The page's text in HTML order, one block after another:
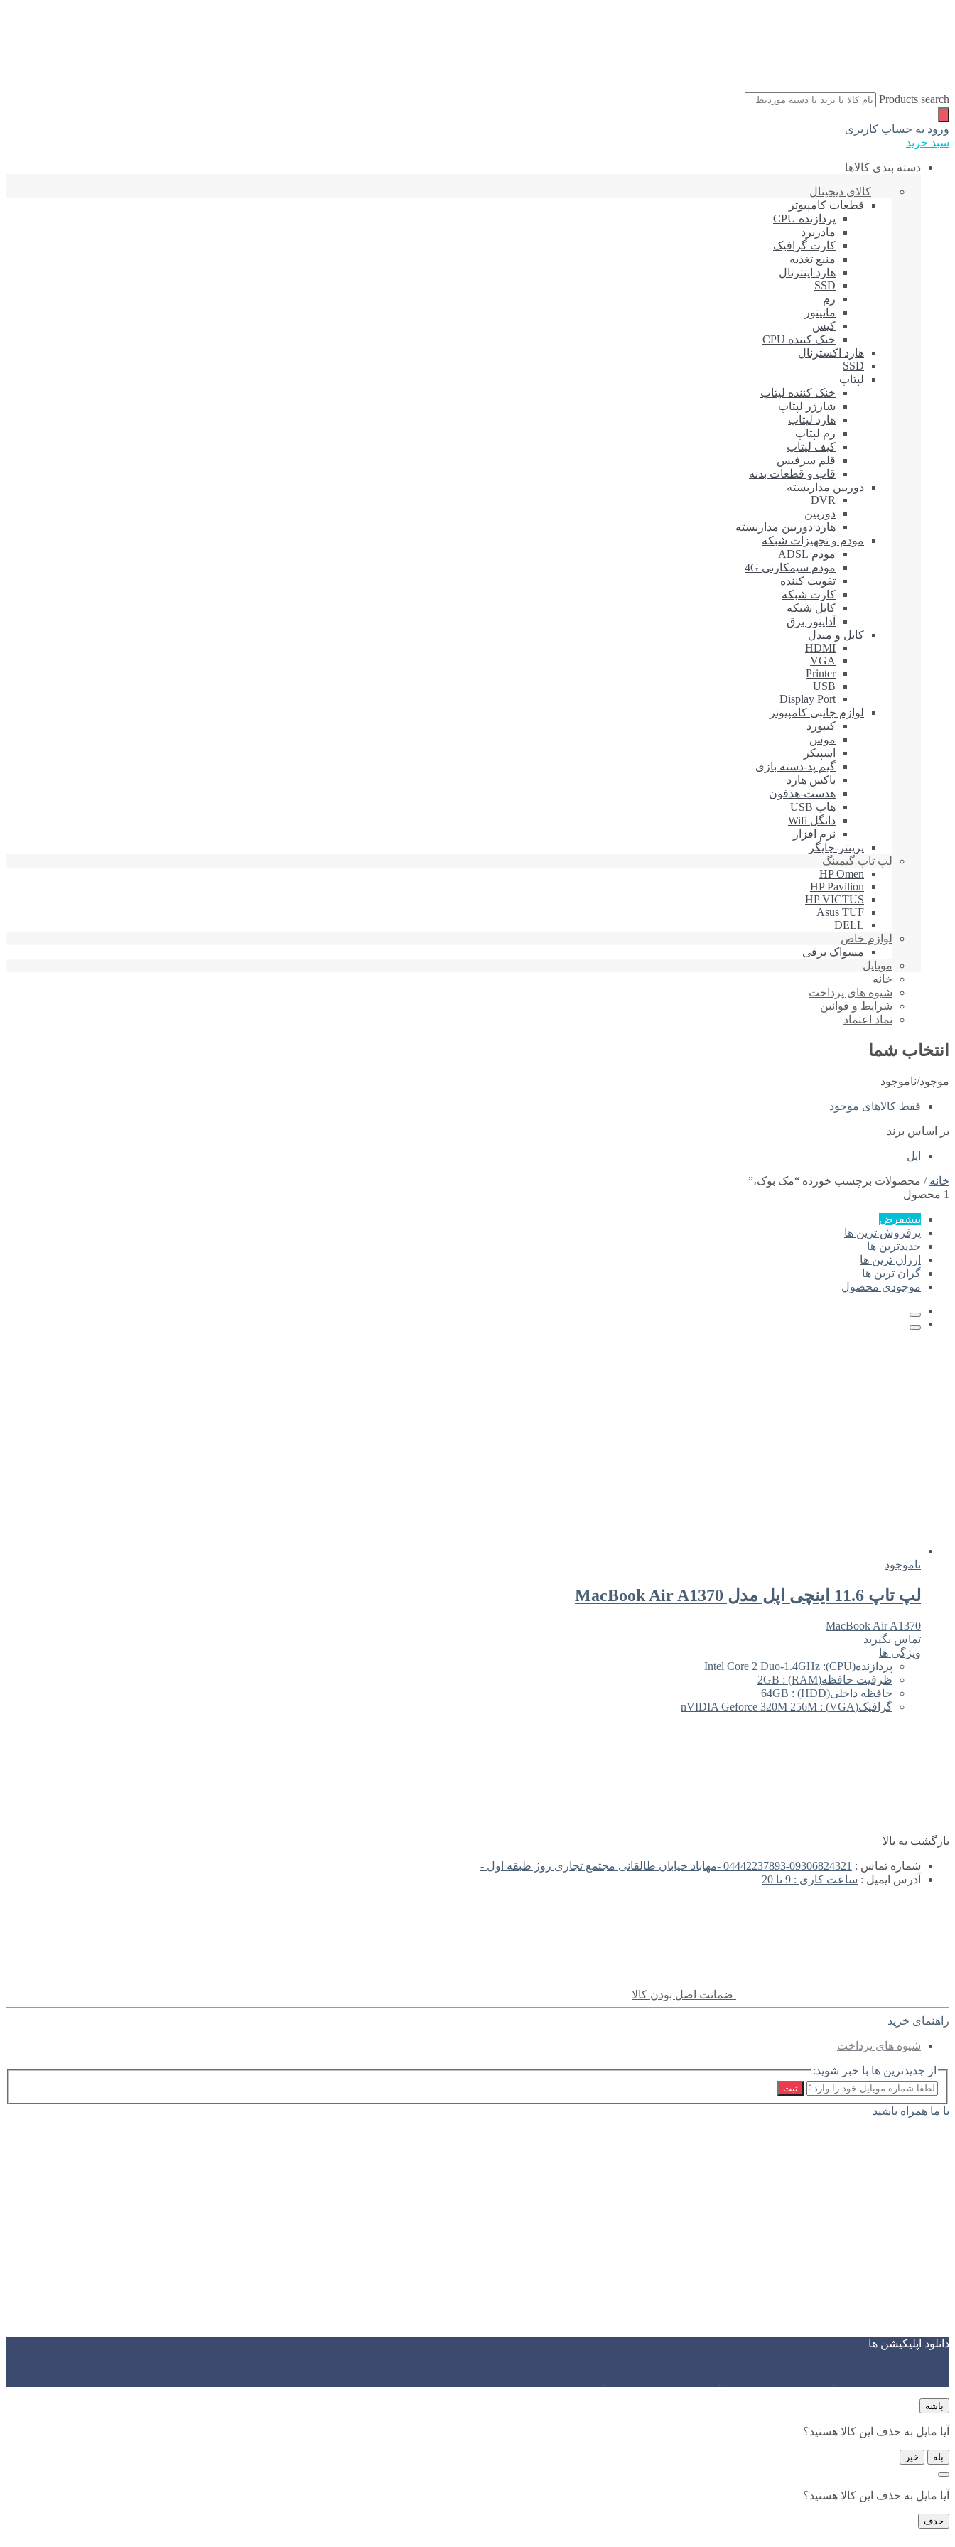
Products search
ورود به حساب کاربری
سبد خرید
دسته بندی کالاها
کالای دیجیتال
قطعات کامپیوتر
پردازنده CPU
مادربرد
کارت گرافیک
منبع تغذیه
هارد اینترنال
SSD
رم
مانیتور
کیس
خنک کننده CPU
هارد اکسترنال
SSD
لپتاپ
خنک کننده لپتاپ
شارژر لپتاپ
هارد لپتاپ
رم لپتاپ
کیف لپتاپ
قلم سرفیس
قاب و قطعات بدنه
دوربین مداربسته
DVR
دوربین
هارد دوربین مداربسته
مودم و تجهیزات شبکه
مودم ADSL
مودم سیمکارتی 4G
تقویت کننده
کارت شبکه
کابل شبکه
آداپتور برق
کابل و مبدل
HDMI
VGA
Printer
USB
Display Port
لوازم جانبی کامپیوتر
کیبورد
موس
اسپیکر
گیم پد-دسته بازی
باکس هارد
هدست-هدفون
هاب USB
دانگل Wifi
نرم افزار
پرینتر-چاپگر
لپ تاپ گیمینگ
HP Omen
HP Pavilion
HP VICTUS
Asus TUF
DELL
لوازم خاص
مسواک برقی
موبایل
خانه
شیوه های پرداخت
شرایط و قوانین
نماد اعتماد
انتخاب شما
موجود/ناموجود
فقط کالاهای موجود
بر اساس برند
اپل
خانه / محصولات برچسب خورده “مک بوک،”
1 محصول
پیشفرض
پرفروش ترین ها
جدیدترین ها
ارزان ترین ها
گران ترین ها
موجودی محصول
ناموجود
لپ تاپ 11.6 اینچی اپل مدل MacBook Air A1370
MacBook Air A1370
تماس بگیرید
ویژگی ها
پردازنده(CPU): Intel Core 2 Duo-1.4GHz
ظرفیت حافظه(RAM) : 2GB
حافظه داخلی(HDD) : 64GB
گرافیک(VGA) : nVIDIA Geforce 320M 256M
بازگشت به بالا
شماره تماس : 09306824321-04442237893 -مهاباد خیابان طالقانی مجتمع تجاری روژ طبقه اول -
آدرس ایمیل : ساعت کاری : 9 تا 20
ضمانت اصل بودن کالا
راهنمای خرید
شیوه های پرداخت
از جدیدترین ها با خبر شوید:
ثبت
با ما همراه باشید
دانلود اپلیکیشن ها
باشه
آیا مایل به حذف این کالا هستید؟
بله خیر
آیا مایل به حذف این کالا هستید؟
حذف